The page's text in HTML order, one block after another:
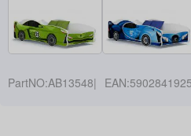
PartNO:AB13548 EAN: